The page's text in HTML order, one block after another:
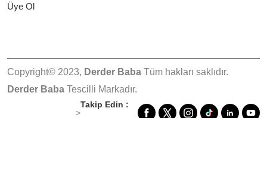
Üye Ol
Copyright© 2023, Derder Baba Tüm hakları saklıdır.
Derder Baba Tescilli Markadır.
>
Takip Edin :